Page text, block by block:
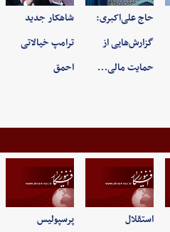
حاج علی‌اکبری:
گزارش‌هایی از
حمایت مالی…
شاهکار جدید
ترامپ خیالاتی
احمق
استقلال پرسپولیس